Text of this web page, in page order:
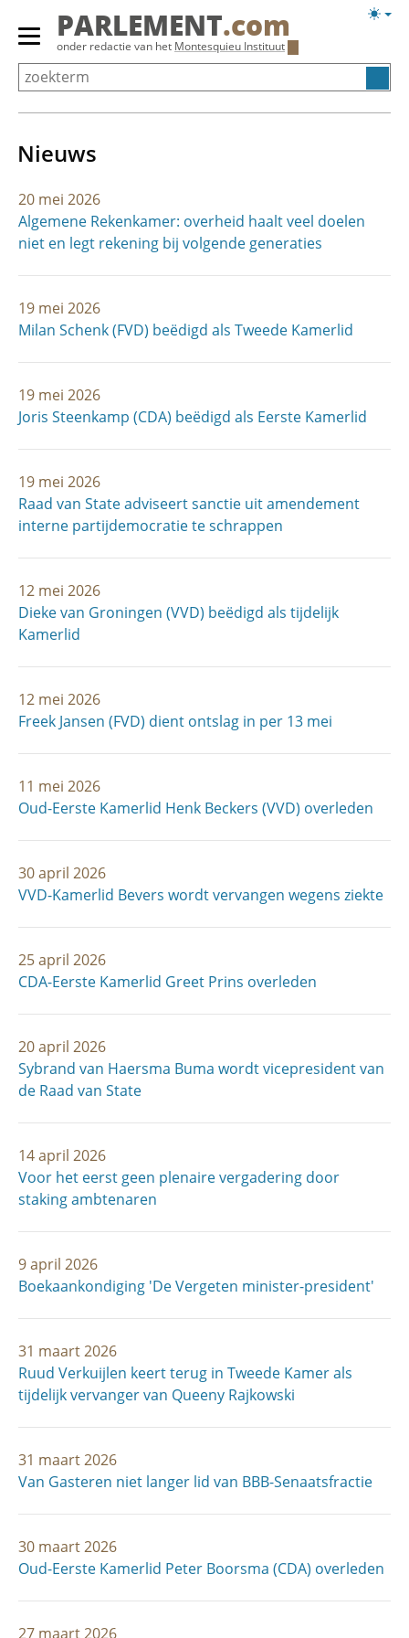
Overslaan
Primair
menu
tonen/verbergen
PARLEMENT.com
onder redactie van het Montesquieu Instituut
Nieuws
20 mei 2026
Algemene Rekenkamer: overheid haalt veel doelen
niet en legt rekening bij volgende generaties
19 mei 2026
Milan Schenk (FVD) beëdigd als Tweede Kamerlid
19 mei 2026
Joris Steenkamp (CDA) beëdigd als Eerste Kamerlid
19 mei 2026
Raad van State adviseert sanctie uit amendement
interne partijdemocratie te schrappen
12 mei 2026
Dieke van Groningen (VVD) beëdigd als tijdelijk
Kamerlid
12 mei 2026
Freek Jansen (FVD) dient ontslag in per 13 mei
11 mei 2026
Oud-Eerste Kamerlid Henk Beckers (VVD) overleden
30 april 2026
VVD-Kamerlid Bevers wordt vervangen wegens ziekte
25 april 2026
CDA-Eerste Kamerlid Greet Prins overleden
20 april 2026
Sybrand van Haersma Buma wordt vicepresident van
de Raad van State
14 april 2026
Voor het eerst geen plenaire vergadering door
staking ambtenaren
9 april 2026
Boekaankondiging 'De Vergeten minister-president'
31 maart 2026
Ruud Verkuijlen keert terug in Tweede Kamer als
tijdelijk vervanger van Queeny Rajkowski
31 maart 2026
Van Gasteren niet langer lid van BBB-Senaatsfractie
30 maart 2026
Oud-Eerste Kamerlid Peter Boorsma (CDA) overleden
27 maart 2026